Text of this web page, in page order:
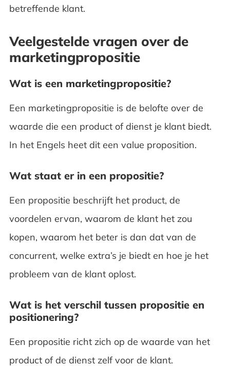
betreffende klant.
Veelgestelde vragen over de
marketingpropositie
Wat is een marketingpropositie?
Een marketingpropositie is de belofte over de
waarde die een product of dienst je klant biedt.
In het Engels heet dit een value proposition.
Wat staat er in een propositie?
Een propositie beschrijft het product, de
voordelen ervan, waarom de klant het zou
kopen, waarom het beter is dan dat van de
concurrent, welke extra’s je biedt en hoe je het
probleem van de klant oplost.
Wat is het verschil tussen propositie en
positionering?
Een propositie richt zich op de waarde van het
product of de dienst zelf voor de klant.